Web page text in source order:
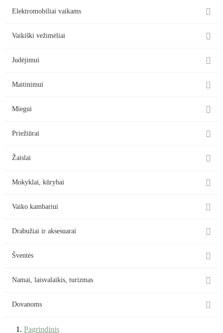
Elektromobiliai vaikams 
Vaikiški vežimėliai 
Judėjimui 
Maitinimui 
Miegui 
Priežiūrai 
Žaislai 
Mokyklai, kūrybai 
Vaiko kambariui 
Drabužiai ir aksesuarai 
Šventės 
Namai, laisvalaikis, turizmas 
Dovanoms 
Pagrindinis